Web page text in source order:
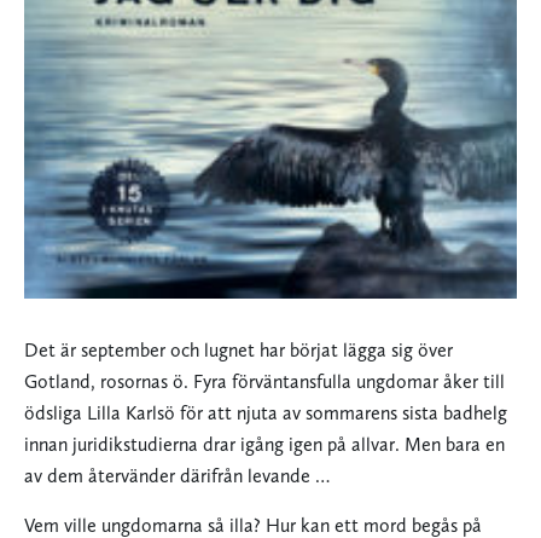
Det är september och lugnet har börjat lägga sig över
Gotland, rosornas ö. Fyra förväntansfulla ungdomar åker till
ödsliga Lilla Karlsö för att njuta av sommarens sista badhelg
innan juridikstudierna drar igång igen på allvar. Men bara en
av dem återvänder därifrån levande …
Vem ville ungdomarna så illa? Hur kan ett mord begås på